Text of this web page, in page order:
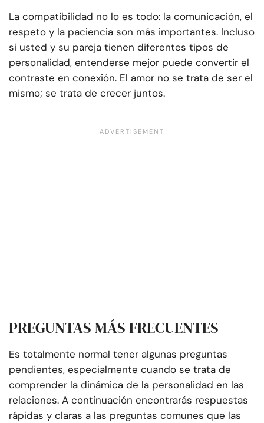
La compatibilidad no lo es todo: la comunicación, el
respeto y la paciencia son más importantes. Incluso
si usted y su pareja tienen diferentes tipos de
personalidad, entenderse mejor puede convertir el
contraste en conexión. El amor no se trata de ser el
mismo; se trata de crecer juntos.
PREGUNTAS MÁS FRECUENTES
Es totalmente normal tener algunas preguntas
pendientes, especialmente cuando se trata de
comprender la dinámica de la personalidad en las
relaciones. A continuación encontrarás respuestas
rápidas y claras a las preguntas comunes que las